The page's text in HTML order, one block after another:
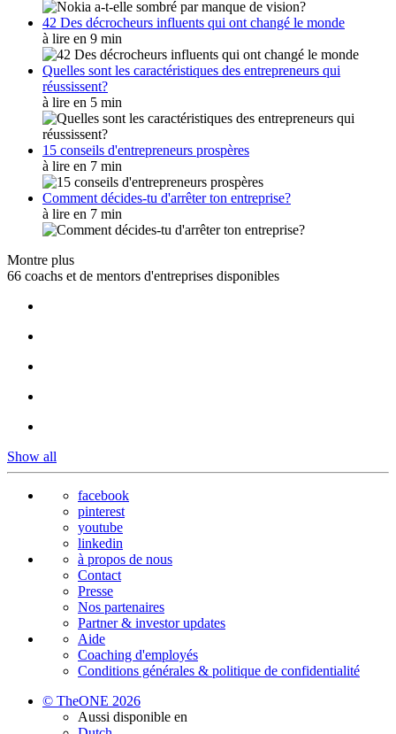
42 Des décrocheurs influents qui ont changé le monde
à lire en 9 min
Quelles sont les caractéristiques des entrepreneurs qui
réussissent?
à lire en 5 min
15 conseils d'entrepreneurs prospères
à lire en 7 min
Comment décides-tu d'arrêter ton entreprise?
à lire en 7 min
Montre plus
66 coachs et de mentors d'entreprises disponibles
Show all
facebook
pinterest
youtube
linkedin
à propos de nous
Contact
Presse
Nos partenaires
Partner & investor updates
Aide
Coaching d'employés
Conditions générales & politique de confidentialité
© TheONE 2026
Aussi disponible en